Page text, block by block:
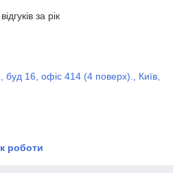
за рік
16, офіс 414 (4 поверх)., Київ,
роботи